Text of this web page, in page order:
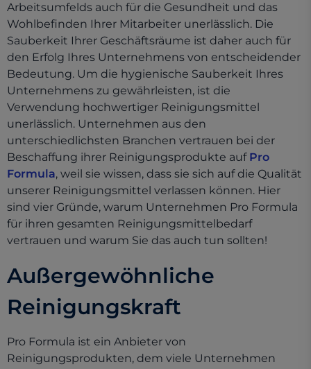
Arbeitsumfelds auch für die Gesundheit und das
Wohlbefinden Ihrer Mitarbeiter unerlässlich. Die
Sauberkeit Ihrer Geschäftsräume ist daher auch für
den Erfolg Ihres Unternehmens von entscheidender
Bedeutung. Um die hygienische Sauberkeit Ihres
Unternehmens zu gewährleisten, ist die
Verwendung hochwertiger Reinigungsmittel
unerlässlich. Unternehmen aus den
unterschiedlichsten Branchen vertrauen bei der
Beschaffung ihrer Reinigungsprodukte auf Pro
Formula, weil sie wissen, dass sie sich auf die Qualität
unserer Reinigungsmittel verlassen können. Hier
sind vier Gründe, warum Unternehmen Pro Formula
für ihren gesamten Reinigungsmittelbedarf
vertrauen und warum Sie das auch tun sollten!
Außergewöhnliche
Reinigungskraft
Pro Formula ist ein Anbieter von
Reinigungsprodukten, dem viele Unternehmen